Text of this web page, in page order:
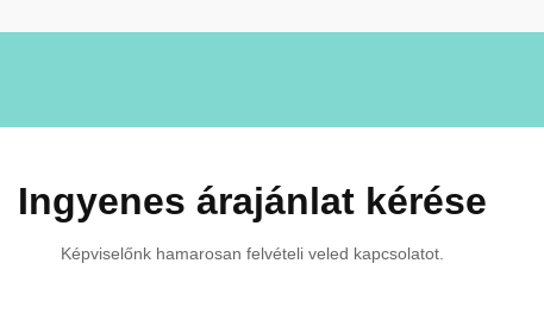
Ingyenes árajánlat kérése
Képviselőnk hamarosan felvételi veled kapcsolatot.